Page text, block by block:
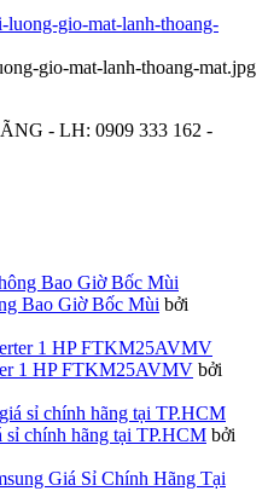
gio-mat-lanh-thoang-mat.jpg
- LH: 0909 333 162 -
Bao Giờ Bốc Mùi bởi
1 HP FTKM25AVMV bởi
chính hãng tại TP.HCM bởi